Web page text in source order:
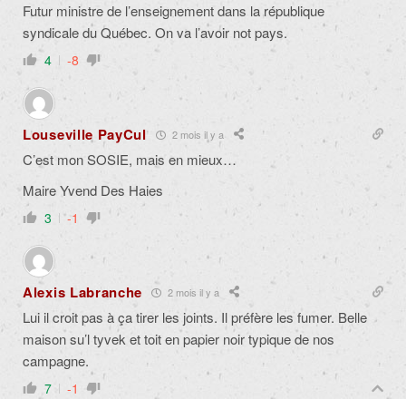
Futur ministre de l’enseignement dans la république
syndicale du Québec. On va l’avoir not pays.
4 -8
Louseville PayCul 2 mois il y a
C’est mon SOSIE, mais en mieux…
Maire Yvend Des Haies
3 -1
Alexis Labranche 2 mois il y a
Lui il croit pas à ça tirer les joints. Il préfère les fumer. Belle
maison su’l tyvek et toit en papier noir typique de nos
campagne.
7 -1